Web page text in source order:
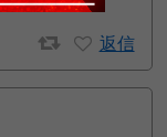
返信